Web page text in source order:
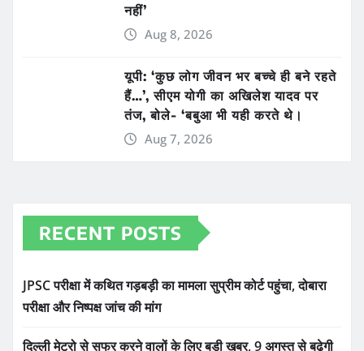
नहीं’
Aug 8, 2026
यूपी: ‘कुछ लोग जीवन भर बच्चे ही बने रहते
हैं…’, सीएम योगी का अखिलेश यादव पर
तंज, बोले- ‘बबुआ भी यही करते थे।
Aug 7, 2026
RECENT POSTS
JPSC परीक्षा में कथित गड़बड़ी का मामला सुप्रीम कोर्ट पहुंचा, दोबारा
परीक्षा और निष्पक्ष जांच की मांग
दिल्ली मेट्रो से सफर करने वालों के लिए बड़ी खबर, 9 अगस्त से बढ़ेगी